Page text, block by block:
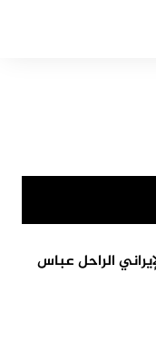
الإيراني الراحل عباس